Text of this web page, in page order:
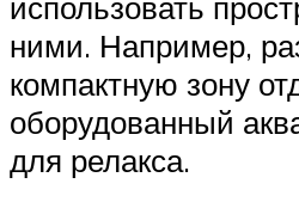
ними. Например,
компактную зону
оборудованный
для релакса.